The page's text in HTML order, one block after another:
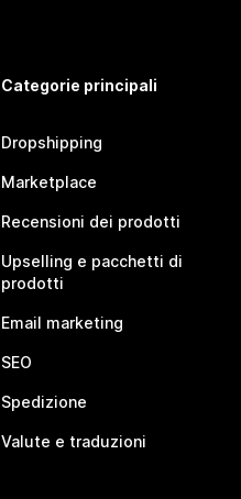
Categorie principali
Dropshipping
Marketplace
Recensioni dei prodotti
Upselling e pacchetti di
prodotti
Email marketing
SEO
Spedizione
Valute e traduzioni